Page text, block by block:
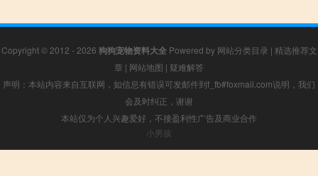
Copyright © 2012 - 2026 狗狗宠物资料大全Powered by 网站分类目录 | 精选推荐文
章 | 网站地图 | 疑难解答
声明：本站内容来自互联网，如信息有错误可发邮件到f_fb#foxmail.com说明，我们
会及时纠正，谢谢
本站仅为个人兴趣爱好，不接盈利性广告及商业合作
小男孩